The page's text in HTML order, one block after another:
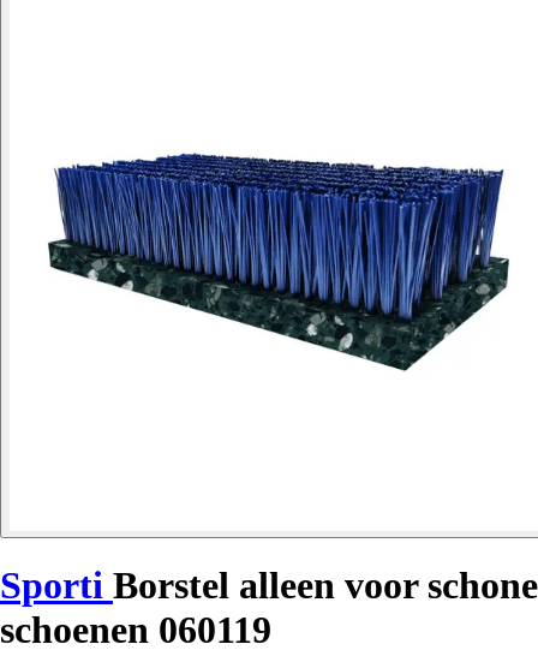
Sporti Borstel alleen voor schone
schoenen 060119